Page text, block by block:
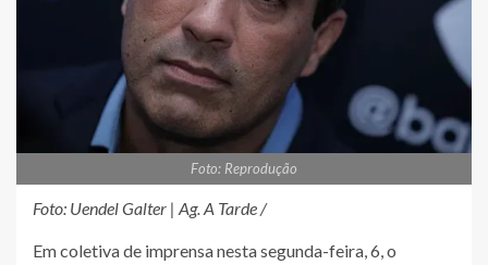
Foto: Reprodução
Foto: Uendel Galter | Ag. A Tarde /
Em coletiva de imprensa nesta segunda-feira, 6, o